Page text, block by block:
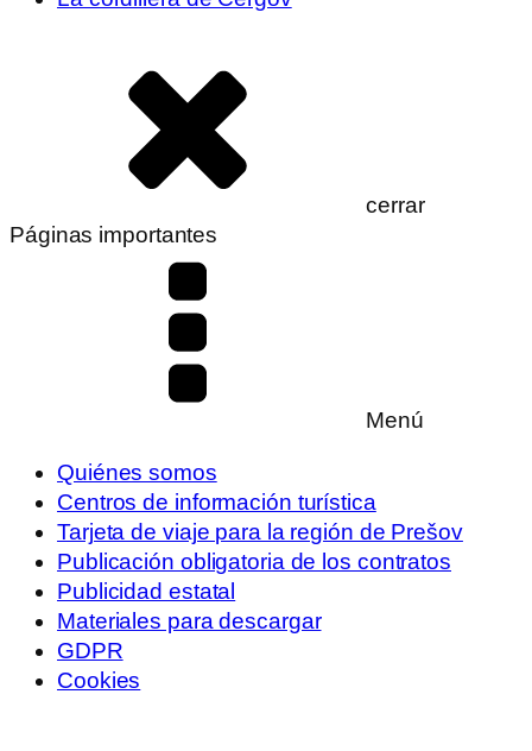
cerrar
Páginas importantes
Menú
Quiénes somos
Centros de información turística
Tarjeta de viaje para la región de Prešov
Publicación obligatoria de los contratos
Publicidad estatal
Materiales para descargar
GDPR
Cookies